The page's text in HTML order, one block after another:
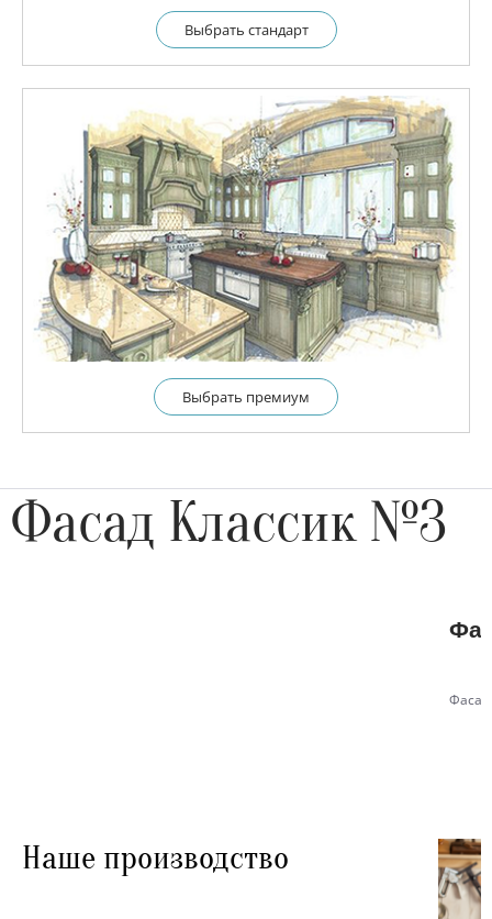
Выбрать cтандарт
Выбрать премиум
Фасад Классик №3
Наше производство